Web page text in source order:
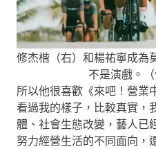
修杰楷（右）和楊祐寧成為
不是演戲。（
所以他很喜歡《來吧！營業
看過我的樣子，比較真實，
體、社會生態改變，藝人已
努力經營生活的不同面向，